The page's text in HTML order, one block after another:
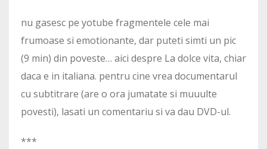
nu gasesc pe yotube fragmentele cele mai
frumoase si emotionante, dar puteti simti un pic
(9 min) din poveste… aici despre La dolce vita, chiar
daca e in italiana. pentru cine vrea documentarul
cu subtitrare (are o ora jumatate si muuulte
povesti), lasati un comentariu si va dau DVD-ul.
***